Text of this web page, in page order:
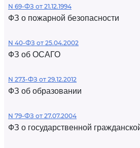
N 69-ФЗ от 21.12.1994
ФЗ о пожарной безопасности
N 40-ФЗ от 25.04.2002
ФЗ об ОСАГО
N 273-ФЗ от 29.12.2012
ФЗ об образовании
N 79-ФЗ от 27.07.2004
ФЗ о государственной